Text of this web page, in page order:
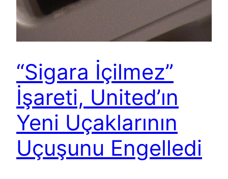
“Sigara İçilmez”
İşareti, United’ın
Yeni Uçaklarının
Uçuşunu Engelledi